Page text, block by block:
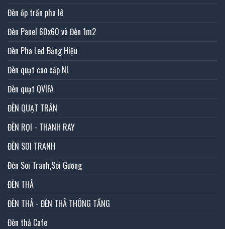
Đèn ốp trần pha lê
Đèn Panel 60x60 và Đèn 1m2
Đèn Pha Led Bảng Hiệu
Đèn quạt cao cấp NL
Đèn quạt QVIFA
ĐÈN QUẠT TRẦN
ĐÈN RỌI - THANH RAY
ĐÈN SOI TRANH
Đèn Soi Tranh,Soi Gương
ĐÈN THẢ
ĐÈN THẢ - ĐÈN THẢ THÔNG TẦNG
Đèn thả Cafe